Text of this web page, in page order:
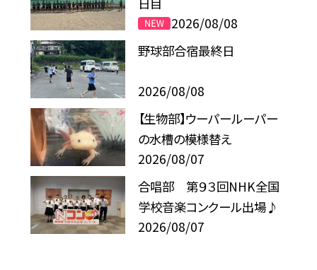
2026/08/08
野球部合宿最終日
2026/08/08
【生物部】ウーパールーパー
の水槽の模様替え
2026/08/07
合唱部 第９３回NHK全国
学校音楽コンクール出場♪
2026/08/07